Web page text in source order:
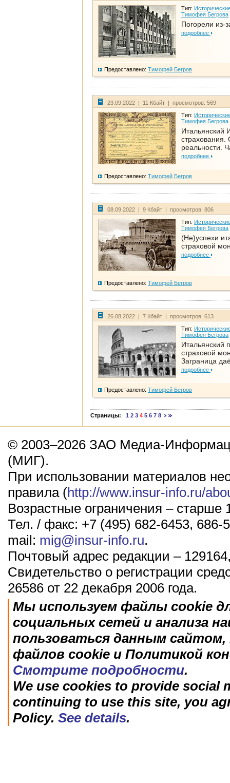
Тип:
Тимофея Бегрова
Погорели из-
подробнее
Предоставлено: Тимофей Бегров
23.09.2022 | 11 Кбайт | просмотров: 569
Тип:
Тимофея Бегрова
Итальянский
страхования.
реальности.
подробнее
Предоставлено: Тимофей Бегров
08.09.2022 | 9 Кбайт | просмотров: 806
Тип:
Тимофея Бегрова
(Не)успехи
страховой
подробнее
Предоставлено: Тимофей Бегров
26.08.2022 | 7 Кбайт | просмотров: 613
Тип:
Тимофея Бегрова
Итальянский
страховой
Заграница
подробнее
Предоставлено: Тимофей Бегров
Страницы: 1 2 3 4 5 6 7 8
© 2003–2026 ЗАО Медиа-
(МИГ).
При использовании материалов
правила (http://www.insur-info.ru/
Возрастные ограничения – старше
Тел. / факс: +7 (495) 682-6453, 686-
mail: mig@insur-info.ru.
Почтовый адрес редакции –
Свидетельство о регистрации
26586 от 22 декабря 2006 года.
Мы используем файлы cookie
социальных сетей и анализа
пользоваться данным
файлов cookie и Политикой
Смотрите подробности.
We use cookies to provide social
continuing to use this site, you
Policy. See details.